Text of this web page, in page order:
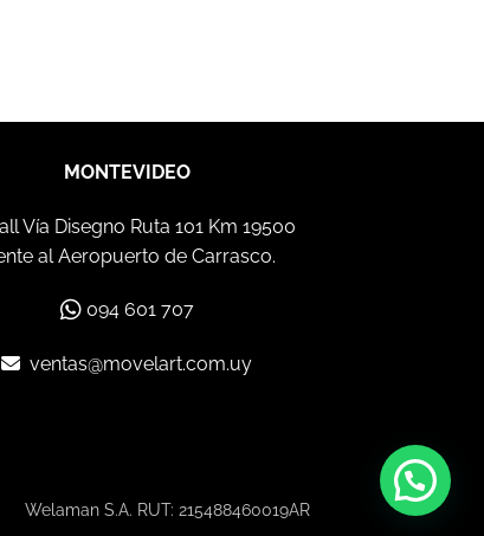
MONTEVIDEO
Vía Disegno Ruta 101 Km 19500
al Aeropuerto de Carrasco.
094 601 707
ventas@movelart.com.uy
Welaman S.A. RUT: 215488460019AR